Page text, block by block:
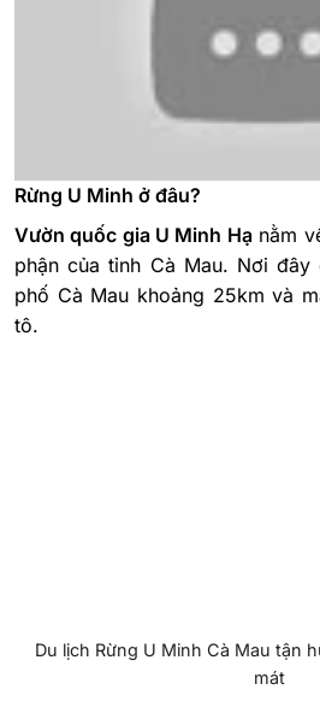
Rừng U Minh ở đâu?
Vườn quốc gia U Minh Hạnằm
phận của tỉnh Cà Mau. Nơi đây
phố Cà Mau khoảng 25km và
tô.
Du lịch Rừng U Minh Cà Mau tận
mát